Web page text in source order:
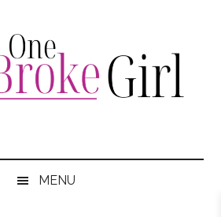
MENU